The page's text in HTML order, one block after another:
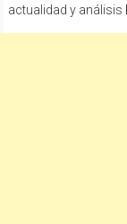
actualidad y análisis